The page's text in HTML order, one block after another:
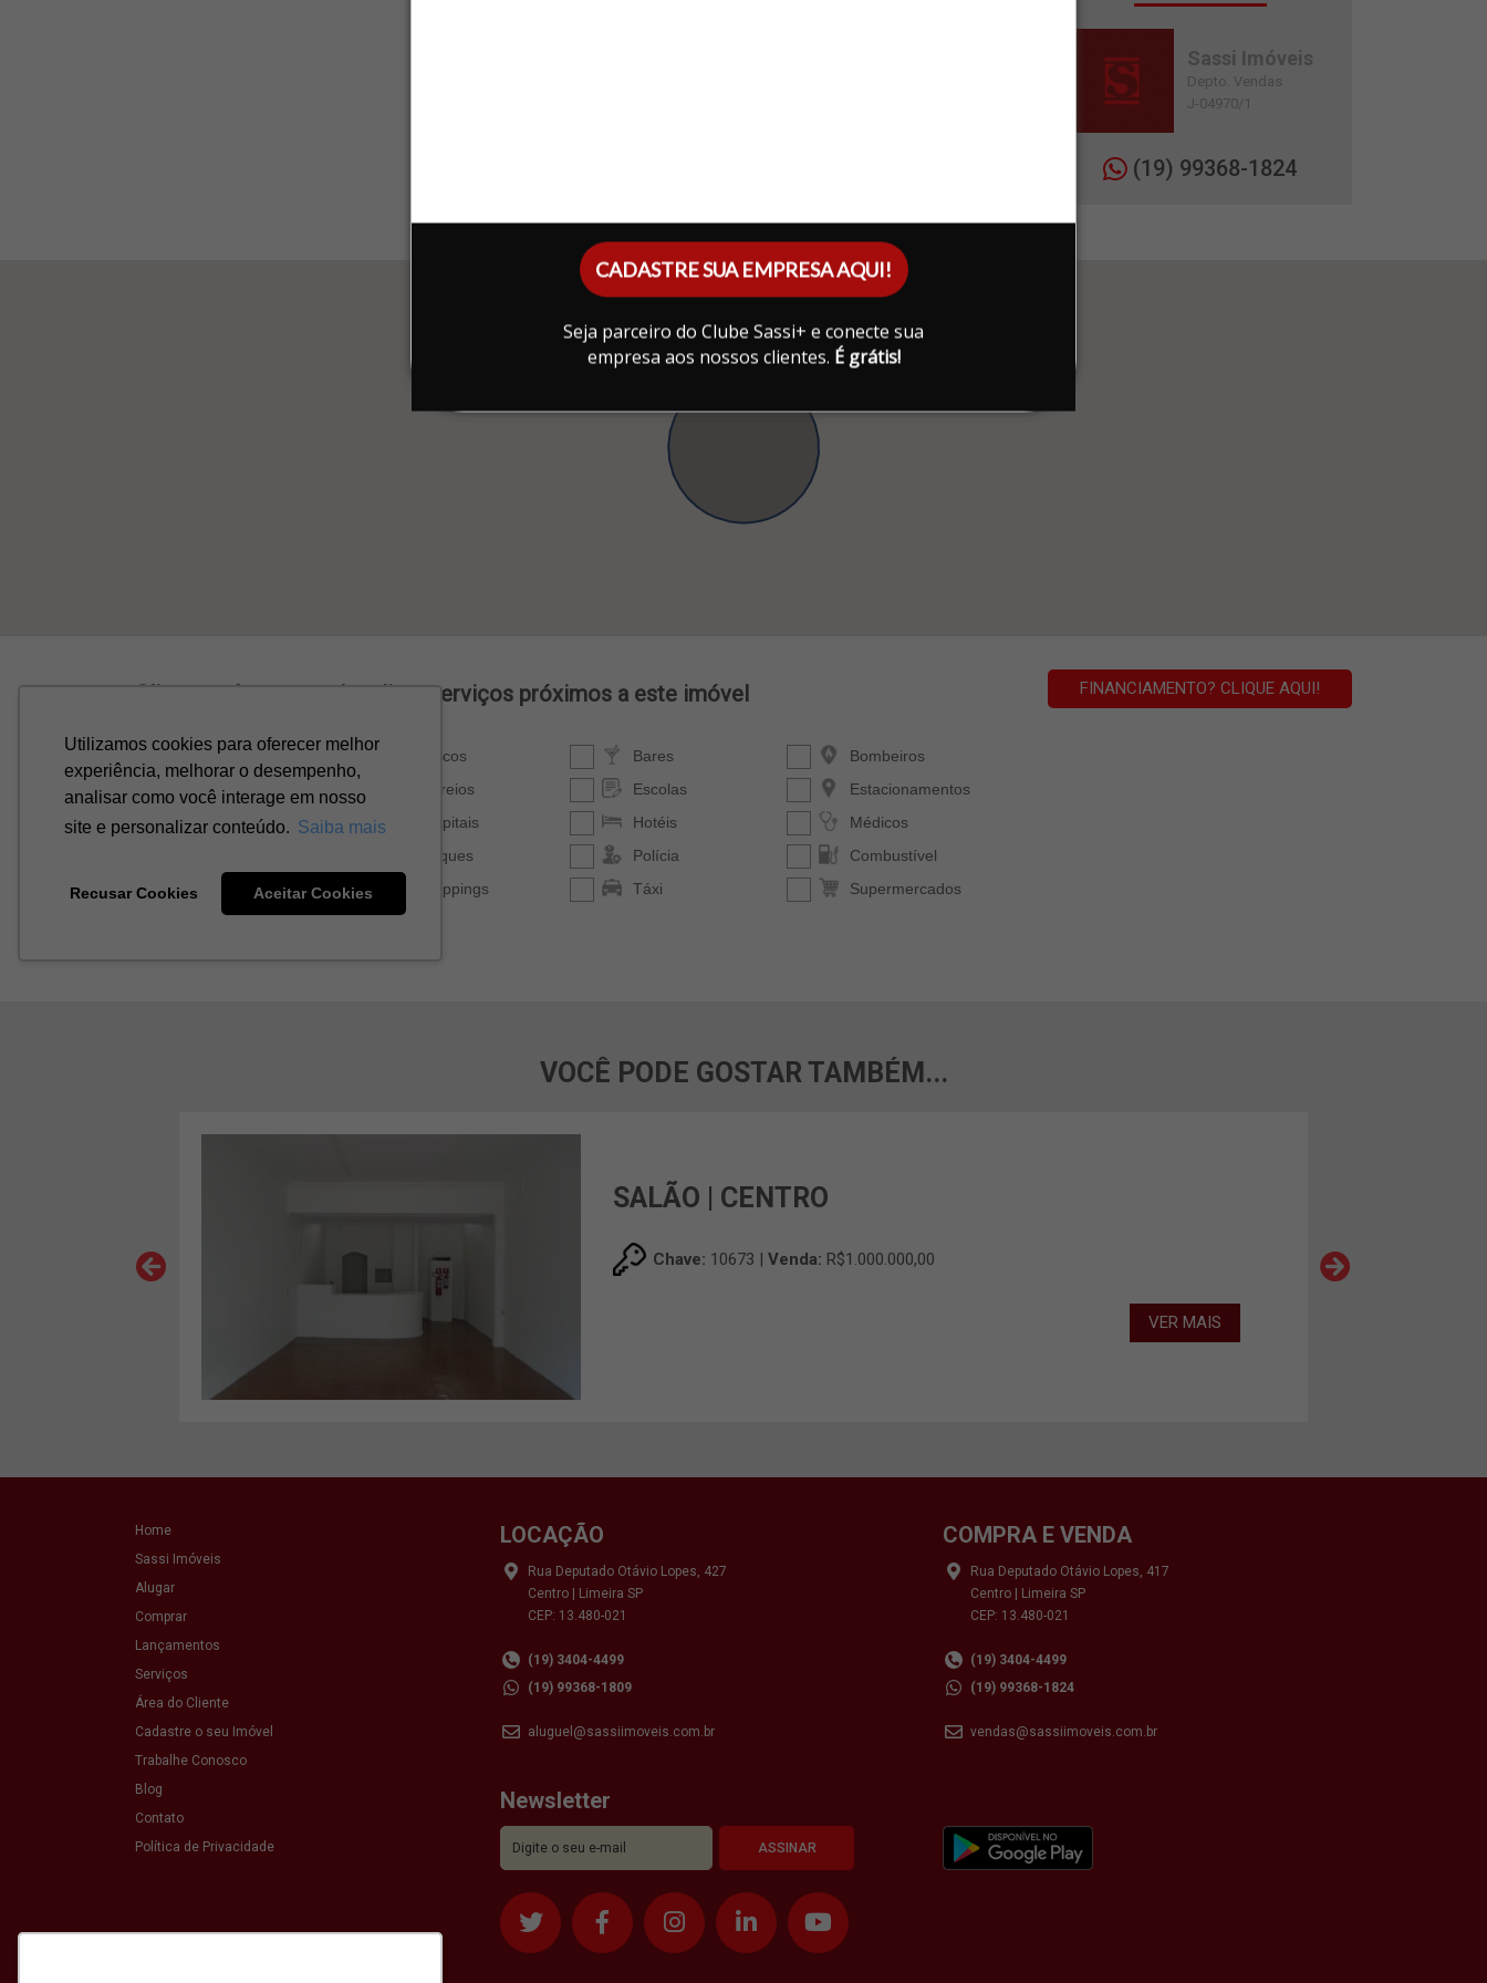
CADASTRE SUA EMPRESA AQUI!
Seja parceiro do Clube Sassi+ e conecte sua
empresa aos nossos clientes. É grátis!
Sassi Imóveis
Depto. Vendas
J-04970/1
(19) 99368-1824
VOCÊ PODE GOSTAR TAMBÉM...
SALÃO | CENTRO
Chave: 10673 |Venda: R$1.000.000,00
VER MAIS
Home
Sassi Imóveis
Alugar
Comprar
Lançamentos
Serviços
Área do Cliente
Cadastre o seu Imóvel
Trabalhe Conosco
Blog
Contato
Política de Privacidade
LOCAÇÃO
Rua Deputado Otávio Lopes, 427
Centro | Limeira SP
CEP: 13.480-021
(19) 3404-4499
(19) 99368-1809
aluguel@sassiimoveis.com.br
COMPRA E VENDA
Rua Deputado Otávio Lopes, 417
Centro | Limeira SP
CEP: 13.480-021
(19) 3404-4499
(19) 99368-1824
vendas@sassiimoveis.com.br
Newsletter